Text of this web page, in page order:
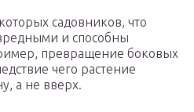
садовников, что
и способны
превращение боковых
чего растение
а не вверх.